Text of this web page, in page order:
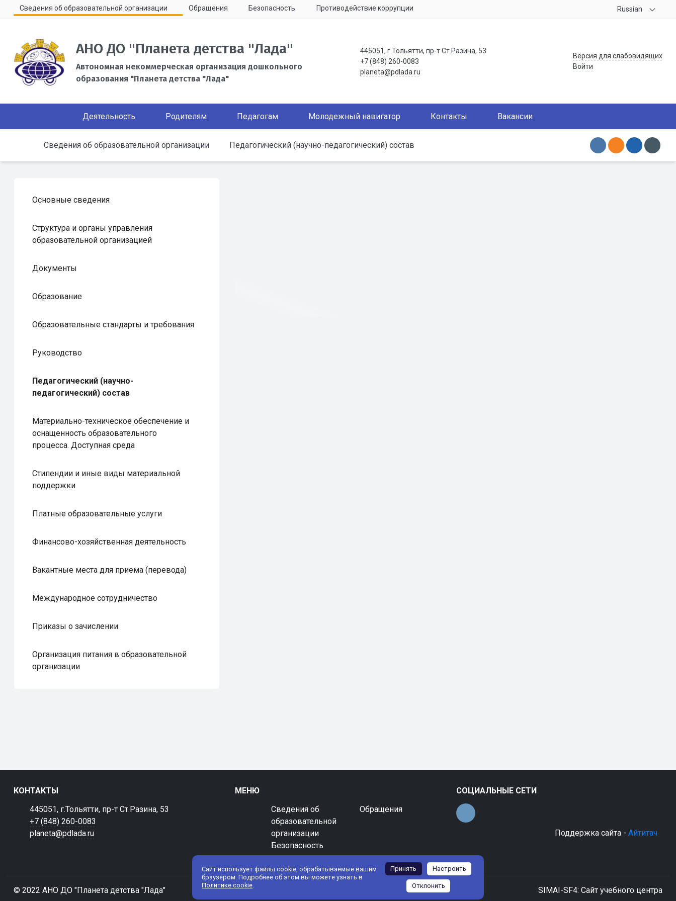
Сайт использует файлы cookie, обрабатываемые вашим
браузером. Подробнее об этом вы можете узнать в
Политике cookie
Принять Настроить
Отклонить
Сведения об образовательной организации Обращения Безопасность Противодействие коррупции Russian
АНО ДО "Планета детства "Лада"
Автономная некоммерческая организация дошкольного
образования "Планета детства "Лада"
445051, г.Тольятти, пр-т Ст.Разина, 53
+7 (848) 260-0083
planeta@pdlada.ru
Версия для слабовидящих
Войти
Деятельность Родителям Педагогам Молодежный навигатор Контакты Вакансии
Сведения об образовательной организации Педагогический (научно-педагогический) состав
Основные сведения
Структура и органы управления
образовательной организацией
Документы
Образование
Образовательные стандарты и требования
Руководство
Педагогический (научно-
педагогический) состав
Материально-техническое обеспечение и
оснащенность образовательного
процесса. Доступная среда
Стипендии и иные виды материальной
поддержки
Платные образовательные услуги
Финансово-хозяйственная деятельность
Вакантные места для приема (перевода)
Международное сотрудничество
Приказы о зачислении
Организация питания в образовательной
организации
КОНТАКТЫ
445051, г.Тольятти, пр-т Ст.Разина, 53
+7 (848) 260-0083
planeta@pdlada.ru
МЕНЮ
Сведения об
образовательной
организации
Обращения
Безопасность
СОЦИАЛЬНЫЕ СЕТИ
Поддержка сайта - Айтитач
© 2022 АНО ДО "Планета детства "Лада" SIMAI-SF4: Сайт учебного центра